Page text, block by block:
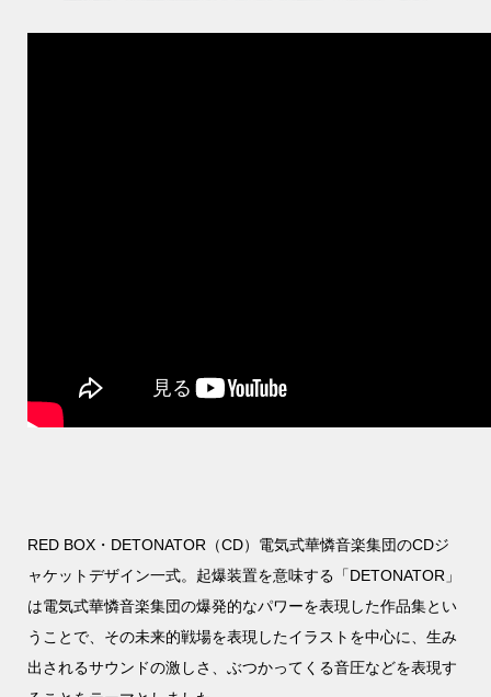
RED BOX・DETONATOR（CD）電気式華憐音楽集団のCDジ
ャケットデザイン一式。起爆装置を意味する「DETONATOR」
は電気式華憐音楽集団の爆発的なパワーを表現した作品集とい
うことで、その未来的戦場を表現したイラストを中心に、生み
出されるサウンドの激しさ、ぶつかってくる音圧などを表現す